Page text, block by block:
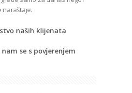
naraštaje.
naših klijenata
se s povjerenjem